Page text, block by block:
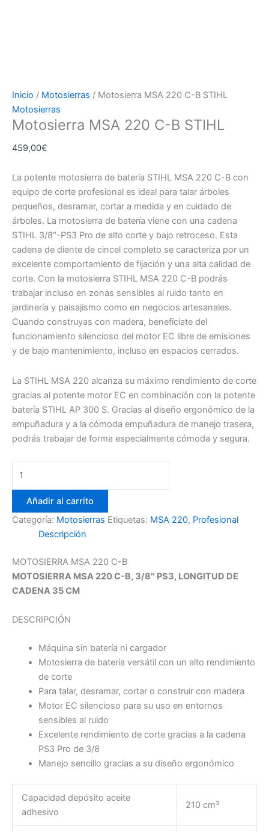
Inicio / Motosierras / Motosierra MSA 220 C-B STIHL
Motosierras
Motosierra MSA 220 C-B STIHL
459,00€
La potente motosierra de batería STIHL MSA 220 C-B con
equipo de corte profesional es ideal para talar árboles
pequeños, desramar, cortar a medida y en cuidado de
árboles. La motosierra de batería viene con una cadena
STIHL 3/8″-PS3 Pro de alto corte y bajo retroceso. Esta
cadena de diente de cincel completo se caracteriza por un
excelente comportamiento de fijación y una alta calidad de
corte. Con la motosierra STIHL MSA 220 C-B podrás
trabajar incluso en zonas sensibles al ruido tanto en
jardinería y paisajismo como en negocios artesanales.
Cuando construyas con madera, benefíciate del
funcionamiento silencioso del motor EC libre de emisiones
y de bajo mantenimiento, incluso en espacios cerrados.
La STIHL MSA 220 alcanza su máximo rendimiento de corte
gracias al potente motor EC en combinación con la potente
batería STIHL AP 300 S. Gracias al diseño ergonómico de la
empuñadura y a la cómoda empuñadura de manejo trasera,
podrás trabajar de forma especialmente cómoda y segura.
C-
B
Añadir al carrito
Categoría: Motosierras Etiquetas: MSA 220, Profesional
Descripción
MOTOSIERRA MSA 220 C-B
MOTOSIERRA MSA 220 C-B, 3/8″ PS3, LONGITUD DE
CADENA 35 CM
DESCRIPCIÓN
Máquina sin batería ni cargador
Motosierra de batería versátil con un alto rendimiento
de corte
Para talar, desramar, cortar o construir con madera
Motor EC silencioso para su uso en entornos
sensibles al ruido
Excelente rendimiento de corte gracias a la cadena
PS3 Pro de 3/8
Manejo sencillo gracias a su diseño ergonómico
Capacidad depósito aceite
adhesivo
210 cm³